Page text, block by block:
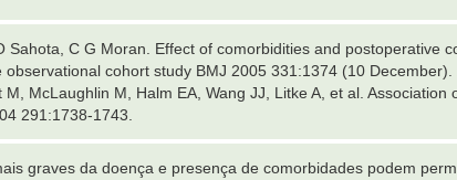
Sahota, C G Moran. Effect of comorbidities and postoperative
cohort study BMJ 2005 331:1374 (10 December).
McLaughlin M, Halm EA, Wang JJ, Litke A, et al.
291:1738-1743.
graves da doença e presença de comorbidades podem